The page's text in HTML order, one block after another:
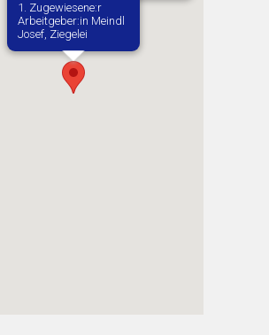
1. Zugewiesene:r
Arbeitgeber:in​ Meindl
Josef, Ziegelei